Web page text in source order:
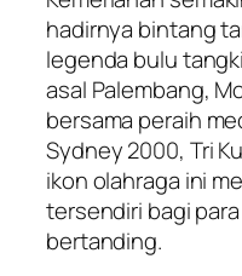
hadirnya bintang
legenda bulu
asal Palembang,
bersama peraih
Sydney 2000, Tri
ikon olahraga ini
tersendiri bagi
bertanding.